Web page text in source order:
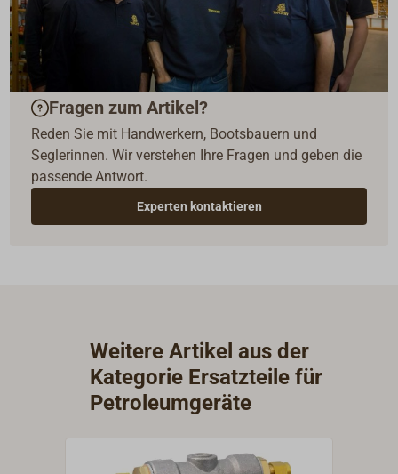
Fragen zum Artikel?
Reden Sie mit Handwerkern, Bootsbauern und
Seglerinnen. Wir verstehen Ihre Fragen und geben die
passende Antwort.
Experten kontaktieren
Weitere Artikel aus der
Kategorie Ersatzteile für
Petroleumgeräte